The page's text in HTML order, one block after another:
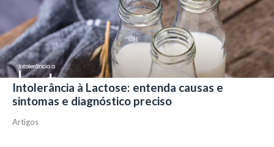
Intolerância à Lactose: entenda causas e
sintomas e diagnóstico preciso
Artigos